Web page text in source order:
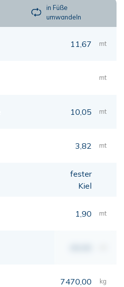
in Füße
umwandeln
11,67 mt
mt
10,05 mt
3,82 mt
fester
Kiel
1,90 mt
7470,00 kg